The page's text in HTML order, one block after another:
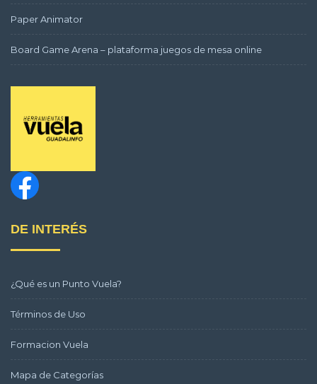
Paper Animator
Board Game Arena – plataforma juegos de mesa online
DE INTERÉS
¿Qué es un Punto Vuela?
Términos de Uso
Formacion Vuela
Mapa de Categorías